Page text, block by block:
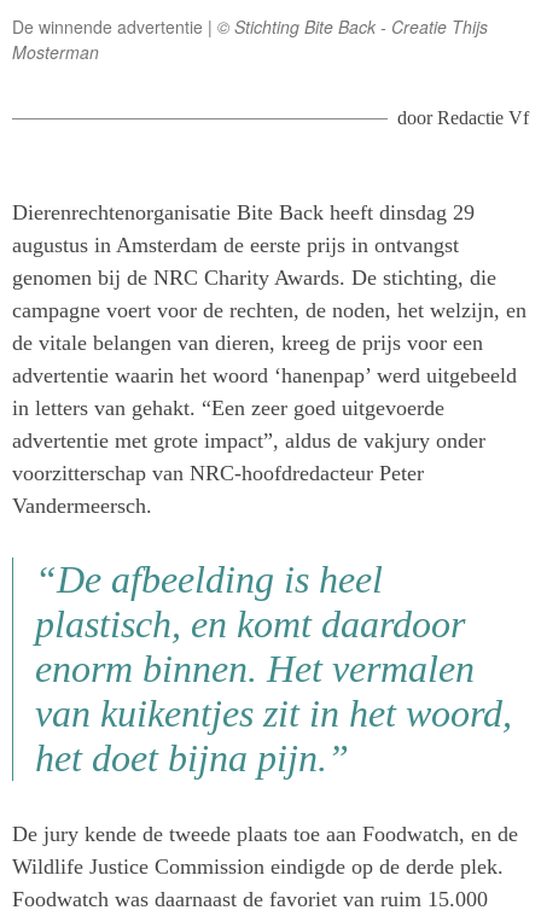
De winnende advertentie
© Stichting Bite Back - Creatie Thijs
Mosterman
doorRedactie Vf
Dierenrechtenorganisatie Bite Back heeft dinsdag 29
augustus in Amsterdam de eerste prijs in ontvangst
genomen bij de NRC Charity Awards. De stichting, die
campagne voert voor de rechten, de noden, het welzijn, en
de vitale belangen van dieren, kreeg de prijs voor een
advertentie waarin het woord ‘hanenpap’ werd uitgebeeld
in letters van gehakt. “Een zeer goed uitgevoerde
advertentie met grote impact”, aldus de vakjury onder
voorzitterschap van NRC-hoofdredacteur Peter
Vandermeersch.
“De afbeelding is heel
plastisch, en komt daardoor
enorm binnen. Het vermalen
van kuikentjes zit in het woord,
het doet bijna pijn.”
De jury kende de tweede plaats toe aan Foodwatch, en de
Wildlife Justice Commission eindigde op de derde plek.
Foodwatch was daarnaast de favoriet van ruim 15.000